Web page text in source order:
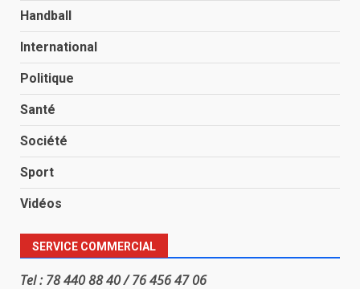
Handball
International
Politique
Santé
Société
Sport
Vidéos
SERVICE COMMERCIAL
Tel : 78 440 88 40 / 76 456 47 06